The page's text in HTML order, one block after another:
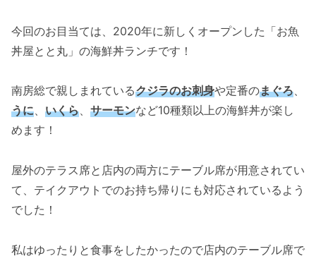
今回のお目当ては、2020年に新しくオープンした「お魚
丼屋とと丸」の海鮮丼ランチです！
南房総で親しまれているクジラのお刺身や定番のまぐろ、
うに、 いくら、 サーモンなど10種類以上の海鮮丼が楽し
めます！
屋外のテラス席と店内の両方にテーブル席が用意されてい
て、テイクアウトでのお持ち帰りにも対応されているよう
でした！
私はゆったりと食事をしたかったので店内のテーブル席で